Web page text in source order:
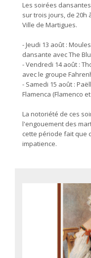
Les soirées
sur trois jours, de 20h
Ville de Martigues.
- Jeudi 13 août :
dansante avec The
- Vendredi 14 août :
avec le groupe
- Samedi 15 août :
Flamenca (Flamenco
La notoriété de ces
l'engouement des
cette période fait que
impatience.